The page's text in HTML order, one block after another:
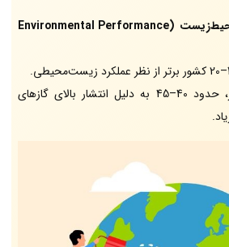
رتبه‌بندی جهانی محیط‌زیست (Environmental Performance
آمریکا: در رتبه‌ای پایین‌تر، حدود 40–45 به دلیل انتشار بالای گازهای